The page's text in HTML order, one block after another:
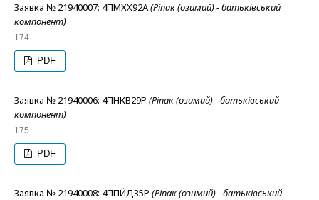
Заявка № 21940007: 4ПМХХ92А(Ріпак (озимий) - батьківський
компонент)
174
PDF
Заявка № 21940006: 4ПНКВ29Р (Ріпак (озимий) - батьківський
компонент)
175
PDF
Заявка № 21940008: 4ППЙД35Р (Ріпак (озимий) - батьківський